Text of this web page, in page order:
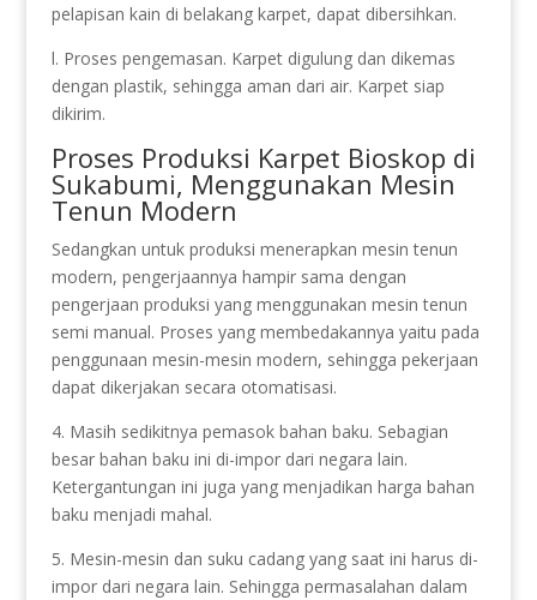
pelapisan kain di belakang karpet, dapat dibersihkan.
l. Proses pengemasan. Karpet digulung dan dikemas
dengan plastik, sehingga aman dari air. Karpet siap
dikirim.
Proses Produksi Karpet Bioskop di
Sukabumi, Menggunakan Mesin
Tenun Modern
Sedangkan untuk produksi menerapkan mesin tenun
modern, pengerjaannya hampir sama dengan
pengerjaan produksi yang menggunakan mesin tenun
semi manual. Proses yang membedakannya yaitu pada
penggunaan mesin-mesin modern, sehingga pekerjaan
dapat dikerjakan secara otomatisasi.
4. Masih sedikitnya pemasok bahan baku. Sebagian
besar bahan baku ini di-impor dari negara lain.
Ketergantungan ini juga yang menjadikan harga bahan
baku menjadi mahal.
5. Mesin-mesin dan suku cadang yang saat ini harus di-
impor dari negara lain. Sehingga permasalahan dalam